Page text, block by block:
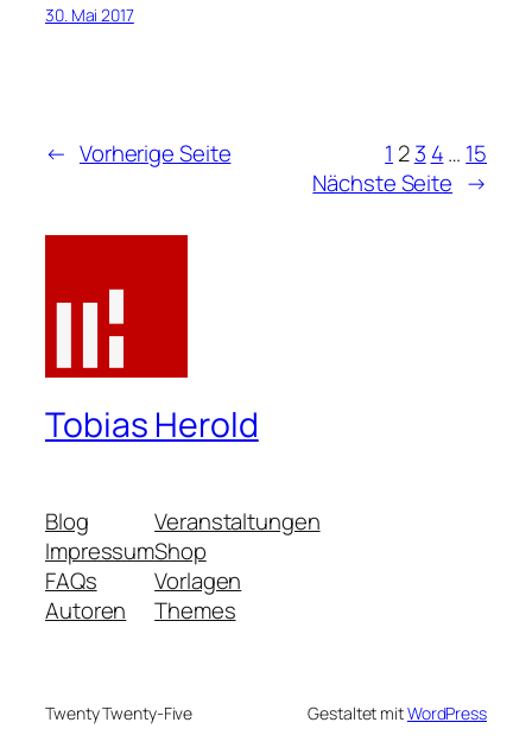
30. Mai 2017
← Vorherige Seite 1 23 4… 15
Nächste Seite →
Tobias Herold
Blog
Impressum
FAQs
Autoren
Veranstaltungen
Shop
Vorlagen
Themes
Twenty Twenty-Five Gestaltet mitWordPress